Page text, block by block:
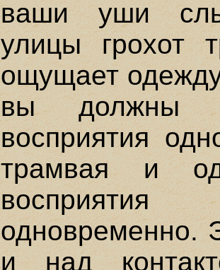
ваши уши
улицы грохот
ощущает
вы должны
восприятия
трамвая и
одновременно.
и над